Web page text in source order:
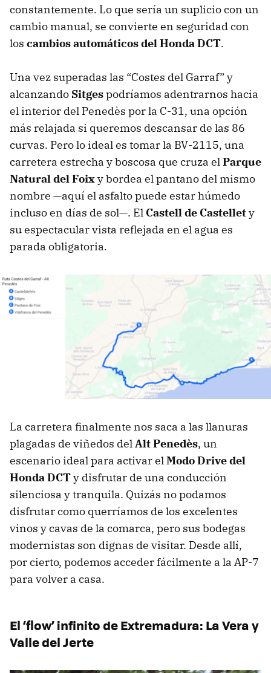
constantemente. Lo que sería un suplicio con un
cambio manual, se convierte en seguridad con
los cambios automáticos del Honda DCT.
Una vez superadas las “Costes del Garraf” y
alcanzando Sitgespodríamos adentrarnos hacia
el interior del Penedès por la C-31, una opción
más relajada si queremos descansar de las 86
curvas. Pero lo ideal es tomar la BV-2115, una
carretera estrecha y boscosa que cruza elParque
Natural del Foixy bordea el pantano del mismo
nombre —aquí el asfalto puede estar húmedo
incluso en días de sol—. El Castell de Castellety
su espectacular vista reflejada en el agua es
parada obligatoria.
La carretera finalmente nos saca a las llanuras
plagadas de viñedos delAlt Penedès, un
escenario ideal para activar elModo Drive del
Honda DCTy disfrutar de una conducción
silenciosa y tranquila. Quizás no podamos
disfrutar como querríamos de los excelentes
vinos y cavas de la comarca, pero sus bodegas
modernistas son dignas de visitar. Desde allí,
por cierto, podemos acceder fácilmente a la AP-7
para volver a casa.
El‘flow’infinito de Extremadura: La Vera y
Valle del Jerte